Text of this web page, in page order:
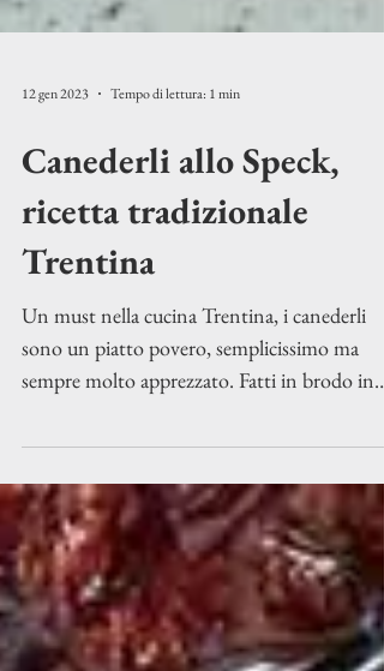
12 gen 2023 Tempo di lettura: 1 min
Canederli allo Speck,
ricetta tradizionale
Trentina
Un must nella cucina Trentina, i canederli